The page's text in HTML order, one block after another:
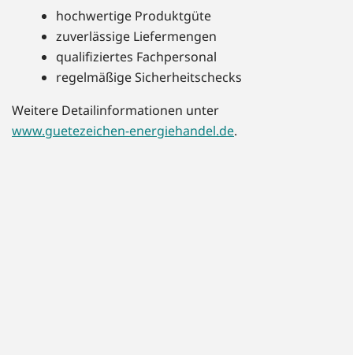
hochwertige Produktgüte
zuverlässige Liefermengen
qualifiziertes Fachpersonal
regelmäßige Sicherheitschecks
Weitere Detailinformationen unter
www.guetezeichen-energiehandel.de.